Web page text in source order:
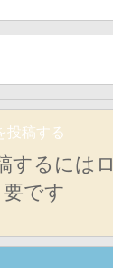
投稿する
するには
要です